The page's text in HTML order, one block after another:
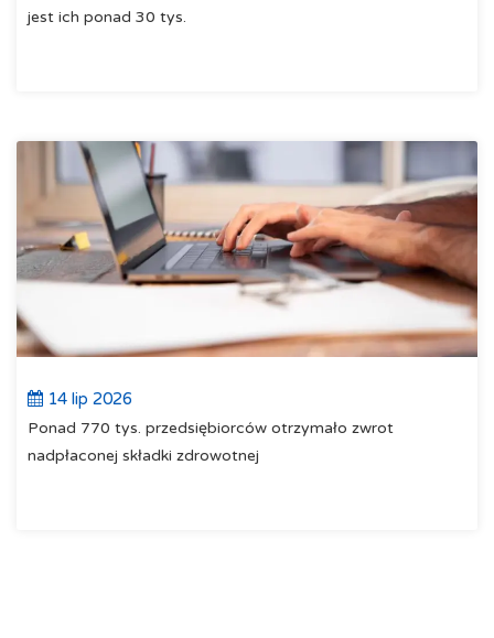
jest ich ponad 30 tys.
14 lip 2026
Ponad 770 tys. przedsiębiorców otrzymało zwrot
nadpłaconej składki zdrowotnej